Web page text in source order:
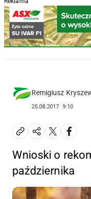
Remigiusz
25.08.2017 9:10
Wnioski o
października